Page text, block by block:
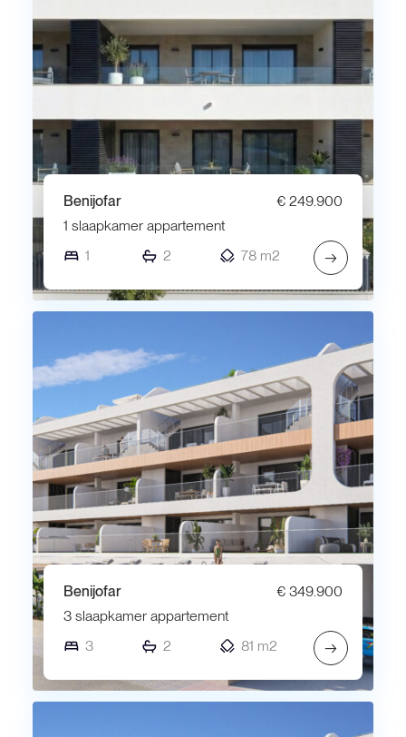
Benijofar
€ 249.900
1 slaapkamer appartement
1
2 78 m2 →
Benijofar
€ 349.900
3 slaapkamer appartement
3
2 81 m2 →